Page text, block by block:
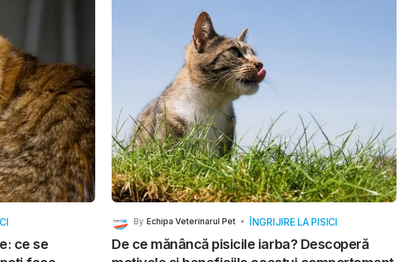
se cuibărește lângă tine și toarce ușor exact când ai
cea mai mare nevoie.
ce se
By Echipa Veterinarul Pet ÎNGRIJIRE LA PISICI
De ce mănâncă pisicile iarba? Descoperă